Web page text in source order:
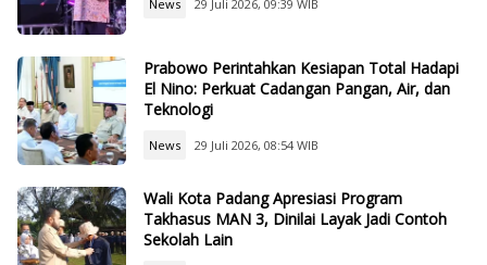
News 29 Juli 2026, 09:39 WIB
Prabowo Perintahkan Kesiapan Total Hadapi
El Nino: Perkuat Cadangan Pangan, Air, dan
Teknologi
News 29 Juli 2026, 08:54 WIB
Wali Kota Padang Apresiasi Program
Takhasus MAN 3, Dinilai Layak Jadi Contoh
Sekolah Lain